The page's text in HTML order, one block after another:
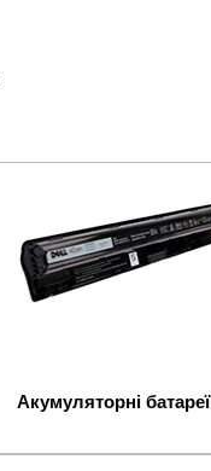
Акумуляторні батареї